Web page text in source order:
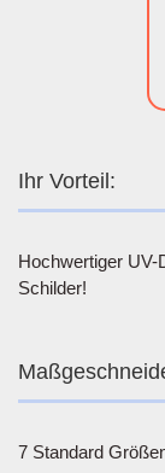
Ihr Vorteil:
Hochwertiger UV-
Schilder!
7 Standard